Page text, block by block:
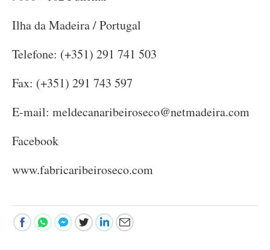
Ilha da Madeira / Portugal
Telefone: (+351) 291 741 503
Fax: (+351) 291 743 597
E-mail: meldecanaribeiroseco@netmadeira.com
Facebook
www.fabricaribeiroseco.com